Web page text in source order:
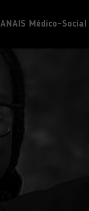
ANAIS Médico-Social